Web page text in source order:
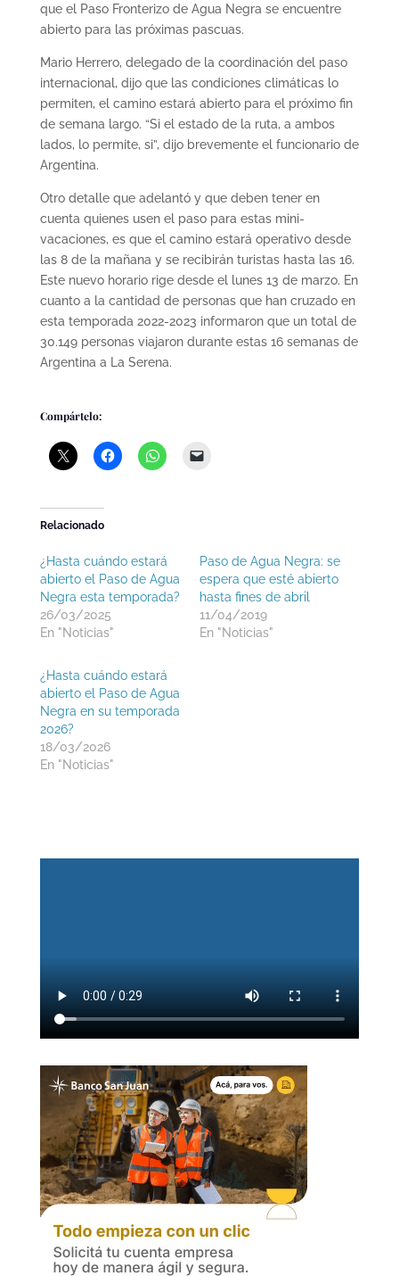
que el Paso Fronterizo de Agua Negra se encuentre
abierto para las próximas pascuas.
Mario Herrero, delegado de la coordinación del paso
internacional, dijo que las condiciones climáticas lo
permiten, el camino estará abierto para el próximo fin
de semana largo. “Si el estado de la ruta, a ambos
lados, lo permite, si”, dijo brevemente el funcionario de
Argentina.
Otro detalle que adelantó y que deben tener en
cuenta quienes usen el paso para estas mini-
vacaciones, es que el camino estará operativo desde
las 8 de la mañana y se recibirán turistas hasta las 16.
Este nuevo horario rige desde el lunes 13 de marzo. En
cuanto a la cantidad de personas que han cruzado en
esta temporada 2022-2023 informaron que un total de
30.149 personas viajaron durante estas 16 semanas de
Argentina a La Serena.
Compártelo:
Relacionado
¿Hasta cuándo estará
abierto el Paso de Agua
Negra esta temporada?
26/03/2025
En "Noticias"
Paso de Agua Negra: se
espera que esté abierto
hasta fines de abril
11/04/2019
En "Noticias"
¿Hasta cuándo estará
abierto el Paso de Agua
Negra en su temporada
2026?
18/03/2026
En "Noticias"